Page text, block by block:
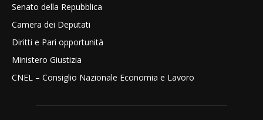
Senato della Repubblica
Camera dei Deputati
Diritti e Pari opportunità
Ministero Giustizia
CNEL – Consiglio Nazionale Economia e Lavoro